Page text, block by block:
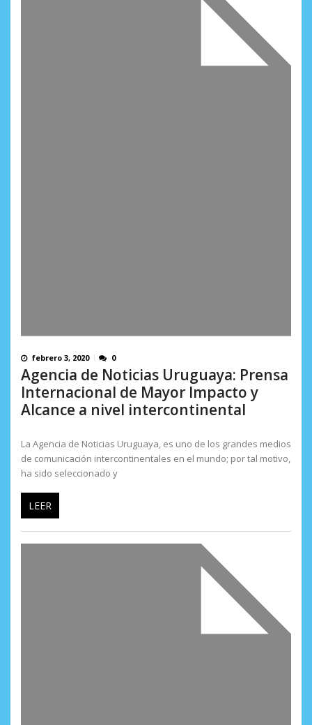
febrero 3, 2020 0
Agencia de Noticias Uruguaya: Prensa
Internacional de Mayor Impacto y
Alcance a nivel intercontinental
La Agencia de Noticias Uruguaya, es uno de los grandes medios
de comunicación intercontinentales en el mundo; por tal motivo,
ha sido seleccionado y
LEER